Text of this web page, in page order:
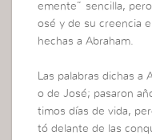
emente” sencilla,
osé y de su creencia
hechas a Abraham.
Las palabras dichas a
o de José; pasaron
timos días de vida,
tó delante de las